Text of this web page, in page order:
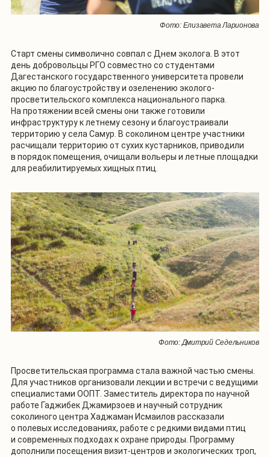
Фото: Елизавета Ларионова
Старт смены символично совпал с Днем эколога. В этот
день добровольцы РГО совместно со студентами
Дагестанского государственного университета провели
акцию по благоустройству и озеленению эколого-
просветительского комплекса национального парка.
На протяжении всей смены они также готовили
инфраструктуру к летнему сезону и благоустраивали
территорию у села Самур. В соколином центре участники
расчищали территорию от сухих кустарников, приводили
в порядок помещения, очищали вольеры и летные площадки
для реабилитируемых хищных птиц.
Фото: Дмитрий Седельников
Просветительская программа стала важной частью смены.
Для участников организовали лекции и встречи с ведущими
специалистами ООПТ. Заместитель директора по научной
работе Гаджибек Джамирзоев и научный сотрудник
соколиного центра Хаджаман Исмаилов рассказали
о полевых исследованиях, работе с редкими видами птиц
и современных подходах к охране природы. Программу
дополнили посещения визит-центров и экологических троп,